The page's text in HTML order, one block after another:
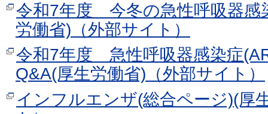
令和7年度 今冬の急性呼吸器感
労働省)（外部サイト）
令和7年度 急性呼吸器感染症
Q&A(厚生労働省)（外部サイト）
インフルエンザ(総合ページ)(厚